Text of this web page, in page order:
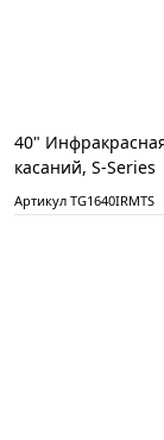
40"
касаний, S-Series
Артикул TG1640IRMTS